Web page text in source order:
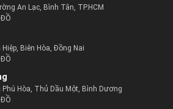
An Lạc, Bình Tân, TP.HCM
Biên Hòa, Đồng Nai
Hòa, Thủ Dầu Một, Bình Dương